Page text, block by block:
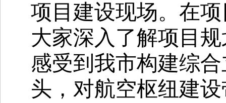
项目建设现场。在
大家深入了解项目
感受到我市构建综
头，对航空枢纽建